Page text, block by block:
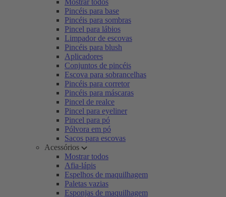
Mostrar todos
Pincéis para base
Pincéis para sombras
Pincel para lábios
Limpador de escovas
Pincéis para blush
Aplicadores
Conjuntos de pincéis
Escova para sobrancelhas
Pincéis para corretor
Pincéis para máscaras
Pincel de realce
Pincel para eyeliner
Pincel para pó
Pólvora em pó
Sacos para escovas
Acessórios
Mostrar todos
Afia-lápis
Espelhos de maquilhagem
Paletas vazias
Esponjas de maquilhagem